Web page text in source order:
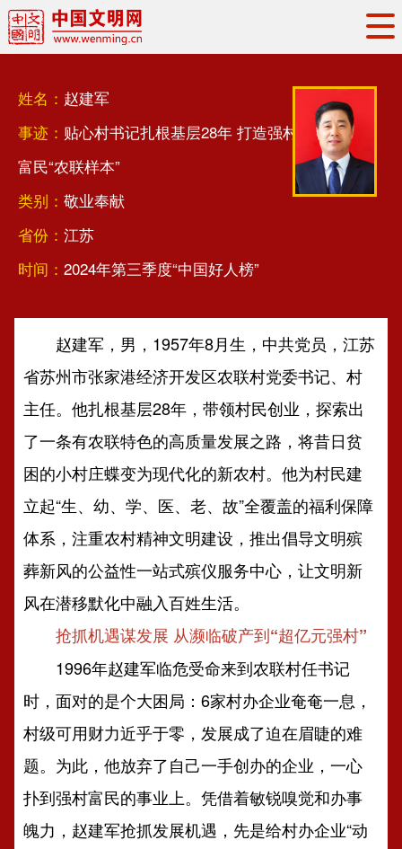
权威发布
地方交流
文明培育
文明创建
文明矩阵
姓名： 赵建军
事迹： 贴心村书记扎根基层28年 打造强村
富民“农联样本”
类别： 敬业奉献
省份： 江苏
时间： 2024年第三季度“中国好人榜”
赵建军，男，1957年8月生，中共党员，江苏
省苏州市张家港经济开发区农联村党委书记、村
主任。他扎根基层28年，带领村民创业，探索出
了一条有农联特色的高质量发展之路，将昔日贫
困的小村庄蝶变为现代化的新农村。他为村民建
立起“生、幼、学、医、老、故”全覆盖的福利保障
体系，注重农村精神文明建设，推出倡导文明殡
葬新风的公益性一站式殡仪服务中心，让文明新
风在潜移默化中融入百姓生活。
抢抓机遇谋发展 从濒临破产到“超亿元强村”
1996年赵建军临危受命来到农联村任书记
时，面对的是个大困局：6家村办企业奄奄一息，
村级可用财力近乎于零，发展成了迫在眉睫的难
题。为此，他放弃了自己一手创办的企业，一心
扑到强村富民的事业上。凭借着敏锐嗅觉和办事
魄力，赵建军抢抓发展机遇，先是给村办企业“动